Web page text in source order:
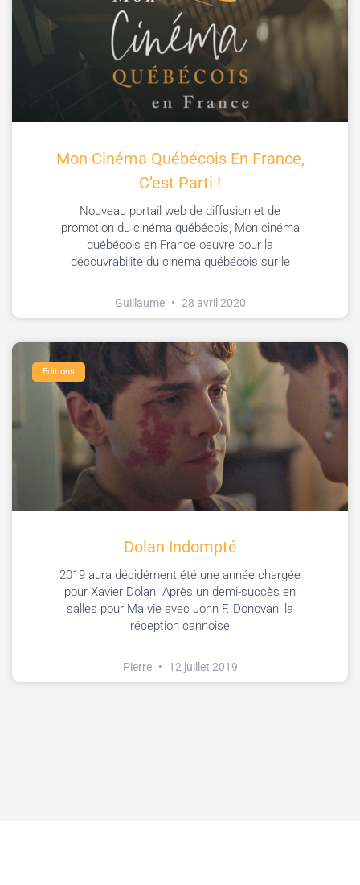
Mon Cinéma Québécois En France,
C’est Parti !
Nouveau portail web de diffusion et de
promotion du cinéma québécois, Mon cinéma
québécois en France oeuvre pour la
découvrabilité du cinéma québécois sur le
Guillaume 28 avril 2020
Editions
Dolan Indompté
2019 aura décidément été une année chargée
pour Xavier Dolan. Après un demi-succès en
salles pour Ma vie avec John F. Donovan, la
réception cannoise
Pierre 12 juillet 2019